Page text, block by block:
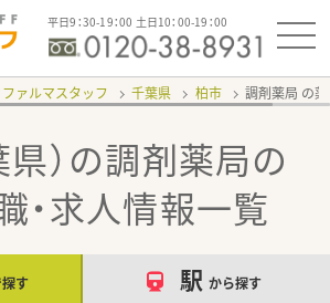
平日9：30-19：00 土日10：00-19：00
ァルマスタッフ 千葉県 柏市 調剤薬局
県）の調剤薬局の
・求人情報一覧
す 駅 から探す